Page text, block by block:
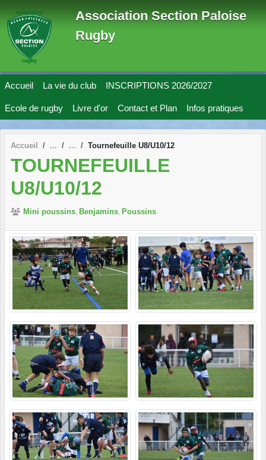
Association Section Paloise
Rugby
Accueil La vie du club INSCRIPTIONS 2026/2027
Ecole de rugby Livre d'or Contact et Plan Infos pratiques
Accueil Tournefeuille U8/U10/12
TOURNEFEUILLE
U8/U10/12
Mini poussins Benjamins Poussins